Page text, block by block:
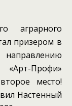
аграрного
призером в
Профи»
место!
Настенный